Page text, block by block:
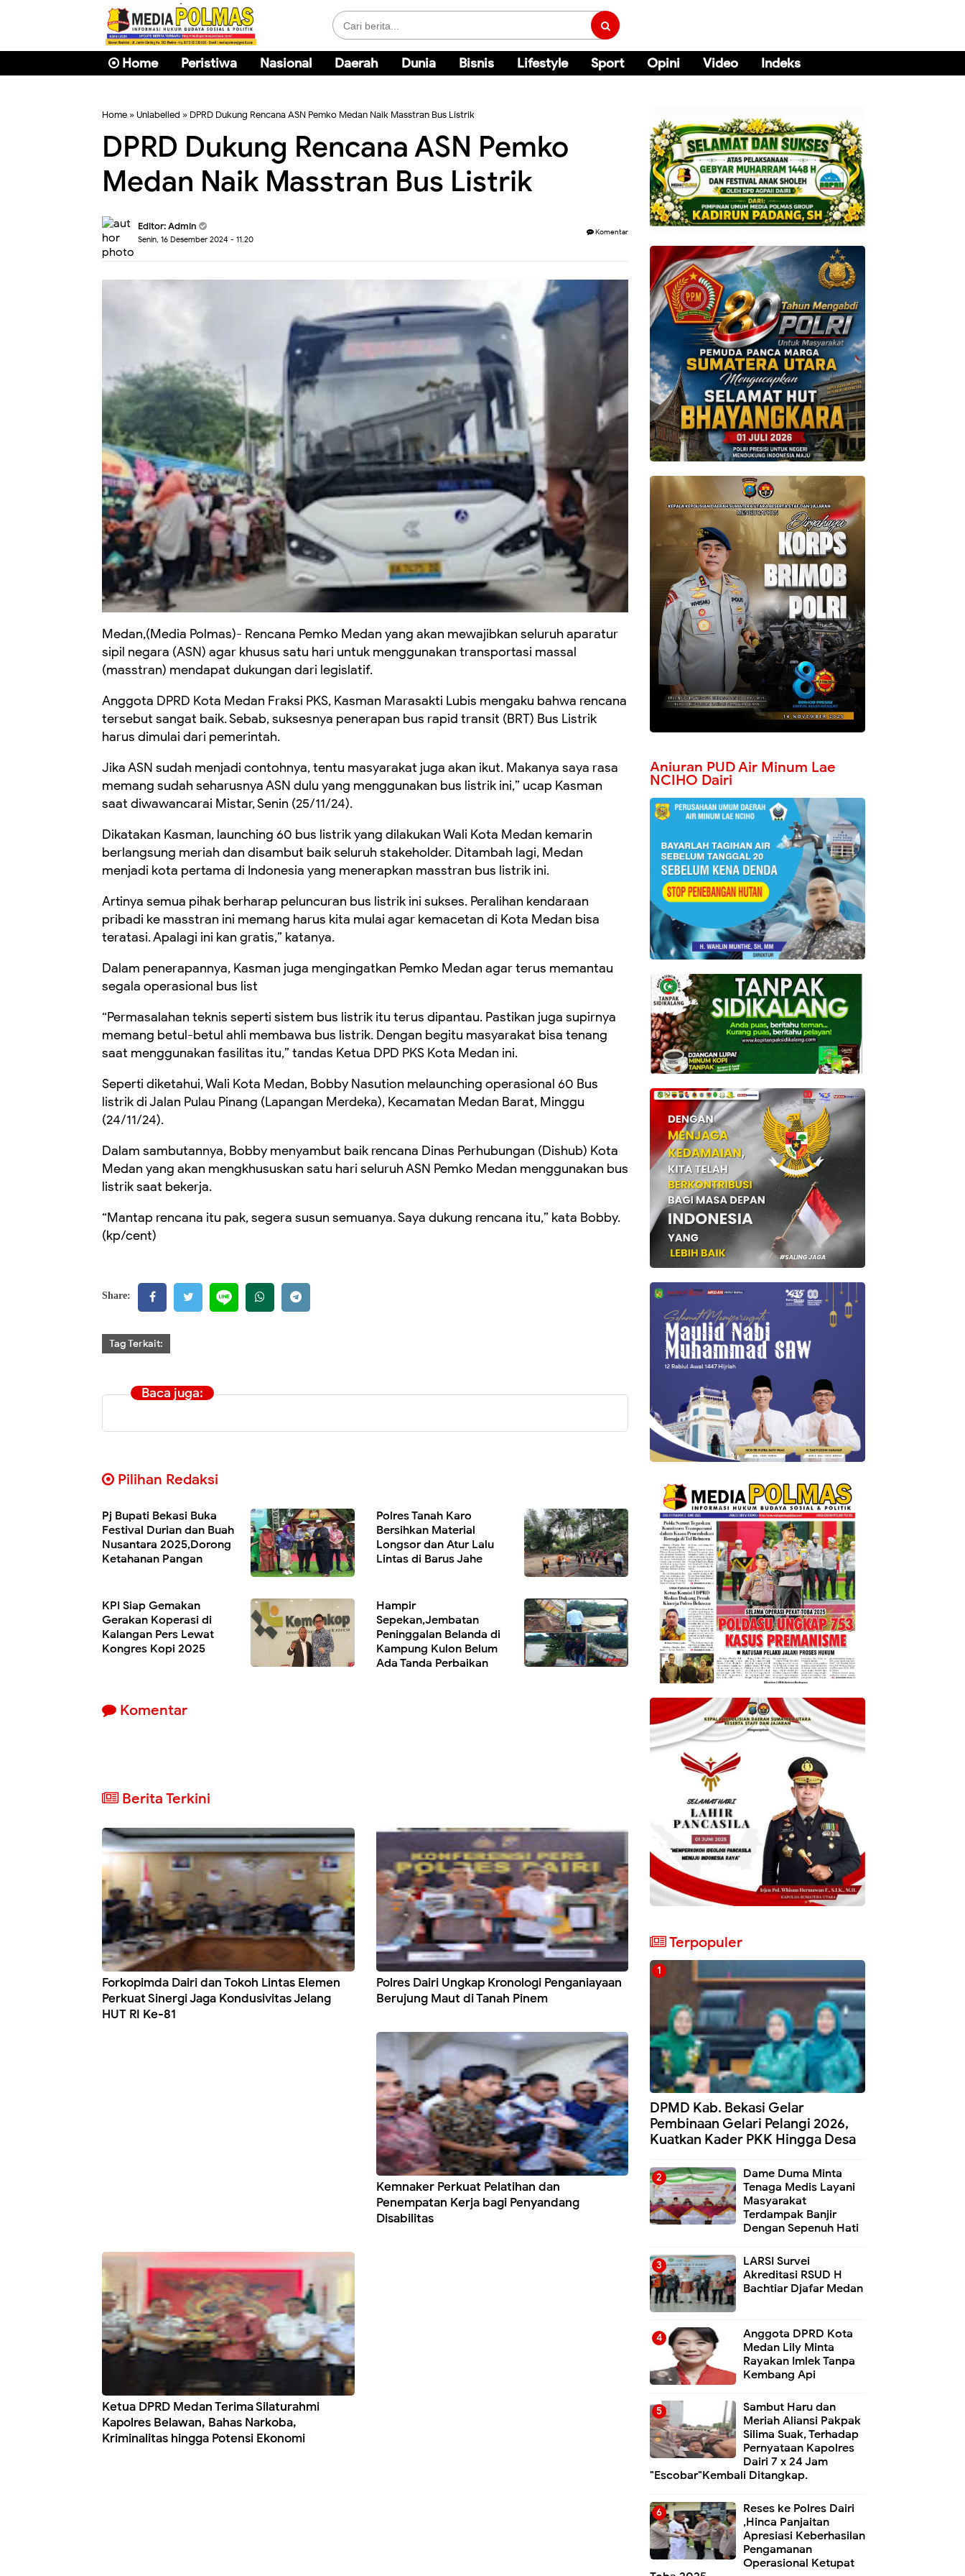
Home Peristiwa Nasional Daerah Dunia Bisnis Lifestyle Sport Opini Video Indeks
Home » Unlabelled » DPRD Dukung Rencana ASN Pemko Medan Naik Masstran Bus Listrik
DPRD Dukung Rencana ASN Pemko
Medan Naik Masstran Bus Listrik
Editor: Admin
Senin, 16 Desember 2024 - 11.20
Komentar
Medan,(Media Polmas)- Rencana Pemko Medan yang akan mewajibkan seluruh aparatur
sipil negara (ASN) agar khusus satu hari untuk menggunakan transportasi massal
(masstran) mendapat dukungan dari legislatif.
Anggota DPRD Kota Medan Fraksi PKS, Kasman Marasakti Lubis mengaku bahwa rencana
tersebut sangat baik. Sebab, suksesnya penerapan bus rapid transit (BRT) Bus Listrik
harus dimulai dari pemerintah.
Jika ASN sudah menjadi contohnya, tentu masyarakat juga akan ikut. Makanya saya rasa
memang sudah seharusnya ASN dulu yang menggunakan bus listrik ini,” ucap Kasman
saat diwawancarai Mistar, Senin (25/11/24).
Dikatakan Kasman, launching 60 bus listrik yang dilakukan Wali Kota Medan kemarin
berlangsung meriah dan disambut baik seluruh stakeholder. Ditambah lagi, Medan
menjadi kota pertama di Indonesia yang menerapkan masstran bus listrik ini.
Artinya semua pihak berharap peluncuran bus listrik ini sukses. Peralihan kendaraan
pribadi ke masstran ini memang harus kita mulai agar kemacetan di Kota Medan bisa
teratasi. Apalagi ini kan gratis,” katanya.
Dalam penerapannya, Kasman juga mengingatkan Pemko Medan agar terus memantau
segala operasional bus list
“Permasalahan teknis seperti sistem bus listrik itu terus dipantau. Pastikan juga supirnya
memang betul-betul ahli membawa bus listrik. Dengan begitu masyarakat bisa tenang
saat menggunakan fasilitas itu,” tandas Ketua DPD PKS Kota Medan ini.
Seperti diketahui, Wali Kota Medan, Bobby Nasution melaunching operasional 60 Bus
listrik di Jalan Pulau Pinang (Lapangan Merdeka), Kecamatan Medan Barat, Minggu
(24/11/24).
Dalam sambutannya, Bobby menyambut baik rencana Dinas Perhubungan (Dishub) Kota
Medan yang akan mengkhususkan satu hari seluruh ASN Pemko Medan menggunakan bus
listrik saat bekerja.
“Mantap rencana itu pak, segera susun semuanya. Saya dukung rencana itu,” kata Bobby.
(kp/cent)
Share:
Tag Terkait:
Baca juga:
Pilihan Redaksi
Pj Bupati Bekasi Buka
Festival Durian dan Buah
Nusantara 2025,Dorong
Ketahanan Pangan
Polres Tanah Karo
Bersihkan Material
Longsor dan Atur Lalu
Lintas di Barus Jahe
KPI Siap Gemakan
Gerakan Koperasi di
Kalangan Pers Lewat
Kongres Kopi 2025
Hampir
Sepekan,Jembatan
Peninggalan Belanda di
Kampung Kulon Belum
Ada Tanda Perbaikan
Komentar
Berita Terkini
Forkopimda Dairi dan Tokoh Lintas Elemen
Perkuat Sinergi Jaga Kondusivitas Jelang
HUT RI Ke-81
Polres Dairi Ungkap Kronologi Penganiayaan
Berujung Maut di Tanah Pinem
Kemnaker Perkuat Pelatihan dan
Penempatan Kerja bagi Penyandang
Disabilitas
Ketua DPRD Medan Terima Silaturahmi
Kapolres Belawan, Bahas Narkoba,
Kriminalitas hingga Potensi Ekonomi
Anjuran PUD Air Minum Lae
NCIHO Dairi
Terpopuler
DPMD Kab. Bekasi Gelar
Pembinaan Gelari Pelangi 2026,
Kuatkan Kader PKK Hingga Desa
Dame Duma Minta
Tenaga Medis Layani
Masyarakat
Terdampak Banjir
Dengan Sepenuh Hati
LARSI Survei
Akreditasi RSUD H
Bachtiar Djafar Medan
Anggota DPRD Kota
Medan Lily Minta
Rayakan Imlek Tanpa
Kembang Api
Sambut Haru dan
Meriah Aliansi Pakpak
Silima Suak, Terhadap
Pernyataan Kapolres
Dairi 7 x 24 Jam
"Escobar"Kembali Ditangkap.
Reses ke Polres Dairi
,Hinca Panjaitan
Apresiasi Keberhasilan
Pengamanan
Operasional Ketupat